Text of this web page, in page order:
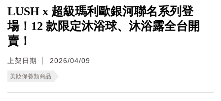
LUSH x 超級瑪利歐銀河聯名系列登
場！12 款限定沐浴球、沐浴露全台開
賣！
上架日期 2026/04/09
美妝保養類商品